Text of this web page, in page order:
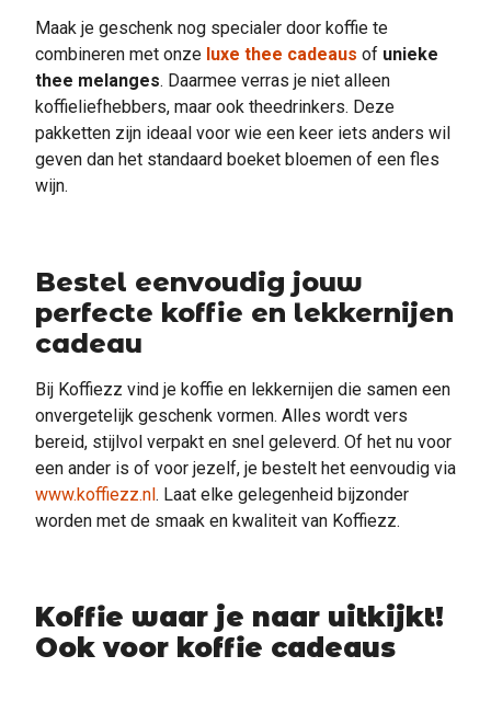
Maak je geschenk nog specialer door koffie te
combineren met onze luxe thee cadeaus of unieke
thee melanges. Daarmee verras je niet alleen
koffieliefhebbers, maar ook theedrinkers. Deze
pakketten zijn ideaal voor wie een keer iets anders wil
geven dan het standaard boeket bloemen of een fles
wijn.
Bestel eenvoudig jouw
perfecte koffie en lekkernijen
cadeau
Bij Koffiezz vind je koffie en lekkernijen die samen een
onvergetelijk geschenk vormen. Alles wordt vers
bereid, stijlvol verpakt en snel geleverd. Of het nu voor
een ander is of voor jezelf, je bestelt het eenvoudig via
www.koffiezz.nl. Laat elke gelegenheid bijzonder
worden met de smaak en kwaliteit van Koffiezz.
Koffie waar je naar uitkijkt!
Ook voor koffie cadeaus